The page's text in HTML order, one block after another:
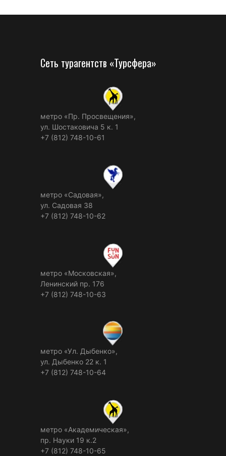
Сеть турагентств «Турсфера»
метро «Пр. Просвещения»,
ул. Шостаковича 5 к. 1
+7 (812) 748-10-61
метро «Садовая»,
ул. Садовая 38
+7 (812) 748-10-62
метро «Московская»,
Ленинский пр. 176
+7 (812) 748-10-63
метро «Ул. Дыбенко»,
ул. Дыбенко 22 к. 1
+7 (812) 748-10-64
метро «Академическая»,
пр. Науки 19 к.2
+7 (812) 748-10-65